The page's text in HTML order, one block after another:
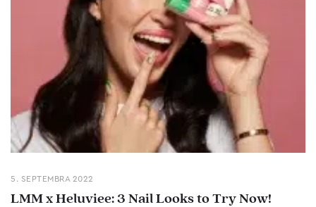
5. SEPTEMBRA 2022
LMM x Heluviee: 3 Nail Looks to Try Now!